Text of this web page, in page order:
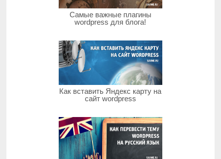
Самые важные плагины
wordpress для блога!
Как вставить Яндекс карту на
сайт wordpress